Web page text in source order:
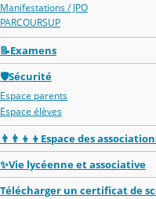
Manifestations / JPO
PARCOURSUP
📝Examens
🛡️Sécurité
Espace parents
Espace élèves
👨‍👨‍👦‍👦Espace des
✨Vie lycéenne et associative
Télécharger un certificat de